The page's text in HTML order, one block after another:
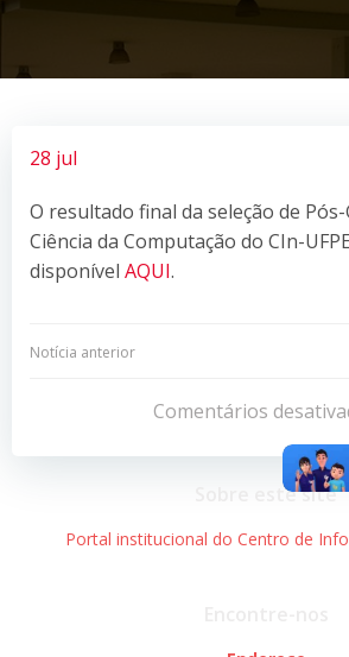
28 jul
O resultado final da seleção de
Ciência da Computação do CIn-
disponível AQUI.
Navegação
Post
Notícia anterior
de
Comentários
Sobre este site
Portal institucional do Centro de